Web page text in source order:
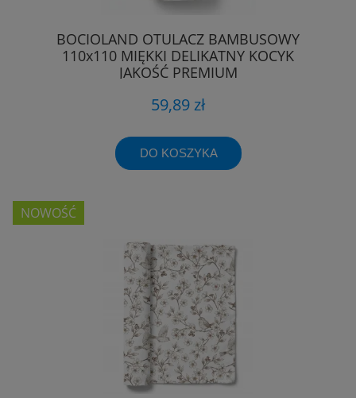
BOCIOLAND OTULACZ BAMBUSOWY
110x110 MIĘKKI DELIKATNY KOCYK
JAKOŚĆ PREMIUM
59,89 zł
DO KOSZYKA
NOWOŚĆ